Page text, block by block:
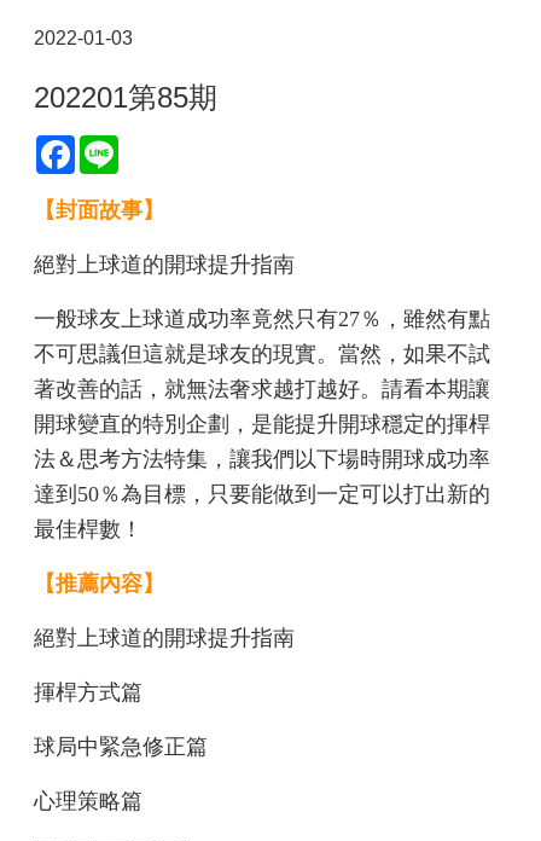
2022-01-03
202201第85期
Facebook
【封面故事】
絕對上球道的開球提升指南
一般球友上球道成功率竟然只有27％，雖然有點
不可思議但這就是球友的現實。當然，如果不試
著改善的話，就無法奢求越打越好。請看本期讓
開球變直的特別企劃，是能提升開球穩定的揮桿
法＆思考方法特集，讓我們以下場時開球成功率
達到50％為目標，只要能做到一定可以打出新的
最佳桿數！
【推薦內容】
絕對上球道的開球提升指南
揮桿方式篇
球局中緊急修正篇
心理策略篇